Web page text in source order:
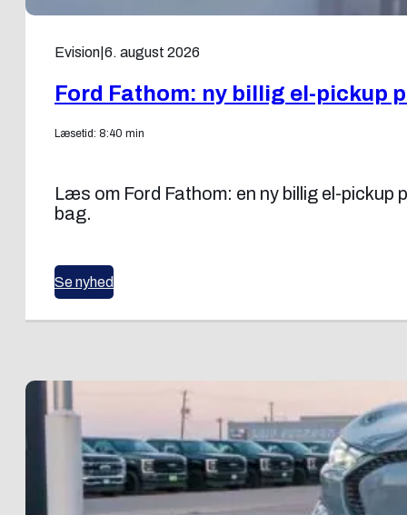
Evision 6. august 2026
Ford Fathom: ny billig el-pickup
Læsetid: 8:40 min
Læs om Ford Fathom: en ny billig el-
bag.
Se nyhed